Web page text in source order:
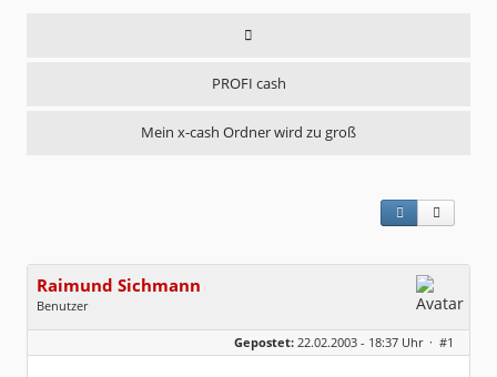
PROFI cash
Mein x-cash Ordner wird zu groß
Raimund Sichmann
Benutzer
Geschlecht:
keine Angabe
Dabei seit:
08 / 2002
Gepostet: 22.02.2003 - 18:37 Uhr · #1